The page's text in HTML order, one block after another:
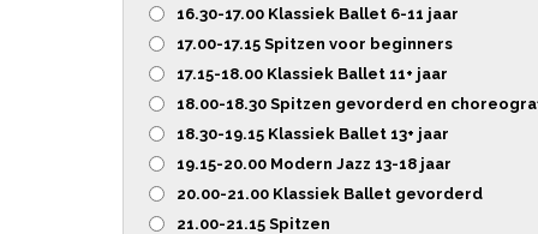
16.30-17.00 Klassiek Ballet 6-11 jaar
17.00-17.15 Spitzen voor beginners
17.15-18.00 Klassiek Ballet 11+ jaar
18.00-18.30 Spitzen gevorderd en
18.30-19.15 Klassiek Ballet 13+ jaar
19.15-20.00 Modern Jazz 13-18 jaar
20.00-21.00 Klassiek Ballet gevorderd
21.00-21.15 Spitzen